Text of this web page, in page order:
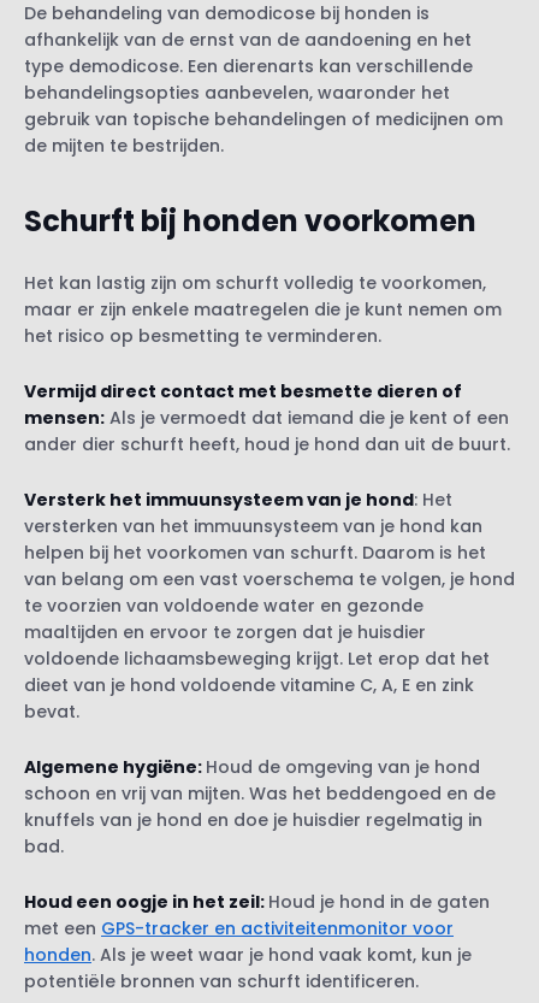
De behandeling van demodicose bij honden is
afhankelijk van de ernst van de aandoening en het
type demodicose. Een dierenarts kan verschillende
behandelingsopties aanbevelen, waaronder het
gebruik van topische behandelingen of medicijnen om
de mijten te bestrijden.
Schurft bij honden voorkomen
Het kan lastig zijn om schurft volledig te voorkomen,
maar er zijn enkele maatregelen die je kunt nemen om
het risico op besmetting te verminderen.
Vermijd direct contact met besmette dieren of
mensen: Als je vermoedt dat iemand die je kent of een
ander dier schurft heeft, houd je hond dan uit de buurt.
Versterk het immuunsysteem van je hond: Het
versterken van het immuunsysteem van je hond kan
helpen bij het voorkomen van schurft. Daarom is het
van belang om een vast voerschema te volgen, je hond
te voorzien van voldoende water en gezonde
maaltijden en ervoor te zorgen dat je huisdier
voldoende lichaamsbeweging krijgt. Let erop dat het
dieet van je hond voldoende vitamine C, A, E en zink
bevat.
Algemene hygiëne: Houd de omgeving van je hond
schoon en vrij van mijten. Was het beddengoed en de
knuffels van je hond en doe je huisdier regelmatig in
bad.
Houd een oogje in het zeil: Houd je hond in de gaten
met een GPS-tracker en activiteitenmonitor voor
honden. Als je weet waar je hond vaak komt, kun je
potentiële bronnen van schurft identificeren.